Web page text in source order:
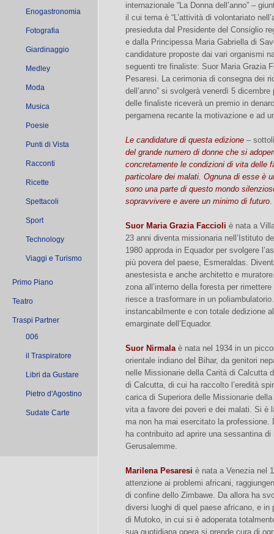
Enogastronomia
Fotografia
Giardinaggio
Medley
Moda
Musica
Poesie
Punti di Vista
Racconti
Ricette
Spettacoli
Sport
Technology
Viaggi e Turismo
Primo Piano
Teatro
Traspi Partner
006
il Traspiratore
Libri da Gustare
Pietro d'Agostino
Sudate Carte
internazionale “La Donna dell’anno” –
il cui tema è “L’attività di volontariato
presieduta dal Presidente del Consiglio
e dalla Principessa Maria Gabriella di
candidature proposte dai vari organismi
seguenti tre finaliste: Suor Maria Grazia
Pesaresi. La cerimonia di consegna dei
dell’anno” si svolgerà venerdì 5
delle finaliste riceverà un premio in
pergamena recante la motivazione e ad
Le candidature di questa edizione –
del grande numero di donne che si
concretamente le condizioni di vita delle
particolare dei malati. Ognuna di esse è
sono una parte di questo mondo
sopravvivere e avere un minimo di futuro.
Suor Maria Grazia Faccioli è nata a
23 anni diventa missionaria nell’Istituto
1980 approda in Equador per svolgere
più povera del paese, Esmeraldas.
anestesista e anche architetto e
zona all’interno della foresta per
riesce a trasformare in un
instancabilmente e con totale dedizione
emarginate dell’Equador.
Suor Nirmalaè nata nel 1934 in un
orientale indiano del Bihar, da genitori
nelle Missionarie della Carità di Calcutta
di Calcutta, di cui ha raccolto l’eredità
carica di Superiora delle Missionarie
vita a favore dei poveri e dei malati. Si è
ma non ha mai esercitato la professione.
ha contribuito ad aprire una sessantina
Gerusalemme.
Marilena Pesaresi è nata a Venezia nel
attenzione ai problemi africani,
di confine dello Zimbawe. Da allora ha
diversi luoghi di quel paese africano, e in
di Mutoko, in cui si è adoperata
sua quotidiana opera si prende cura di